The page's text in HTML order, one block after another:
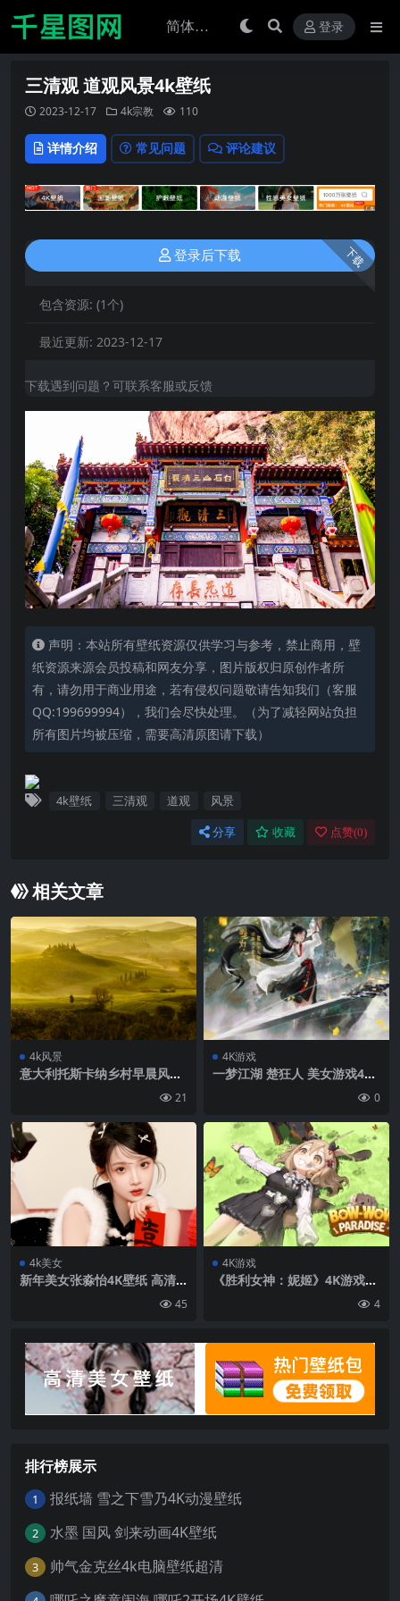
登录
三清观 道观风景4k壁纸
2023-12-17 4k宗教 110
详情介绍 常见问题 评论建议
下载
登录后下载
包含资源: (1个)
最近更新: 2023-12-17
下载遇到问题？可联系客服或反馈
声明：本站所有壁纸资源仅供学习与参考，禁止商用，壁
纸资源来源会员投稿和网友分享，图片版权归原创作者所
有，请勿用于商业用途，若有侵权问题敬请告知我们（客服
QQ:199699994），我们会尽快处理。（为了减轻网站负担
所有图片均被压缩，需要高清原图请下载）
4k壁纸 三清观 道观 风景
分享 收藏 点赞(0)
相关文章
4k风景
意大利托斯卡纳乡村早晨风景
21
4K游戏
一梦江湖 楚狂人 美女游戏4K
0
4k美女
新年美女张淼怡4K壁纸 高清
45
4K游戏
《胜利女神：妮姬》4K游戏壁
4
排行榜展示
1 报纸墙 雪之下雪乃4K动漫壁纸
2 水墨 国风 剑来动画4K壁纸
3 帅气金克丝4k电脑壁纸超清